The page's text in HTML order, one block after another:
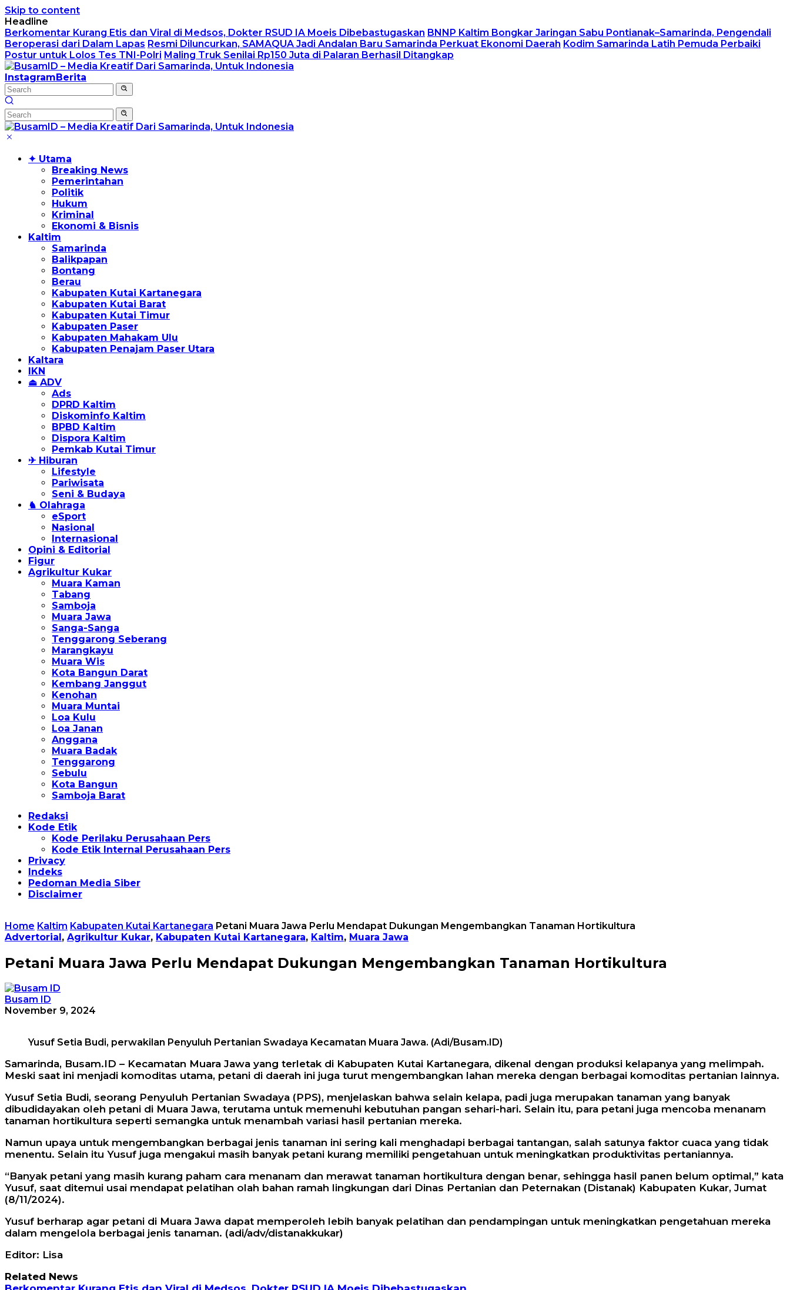
Skip to content
Headline
Berkomentar Kurang Etis dan Viral di Medsos, Dokter RSUD IA Moeis Dibebastugaskan BNNP Kaltim Bongkar Jaringan Sabu Pontianak–Samarinda, Pengendali
Beroperasi dari Dalam Lapas Resmi Diluncurkan, SAMAQUA Jadi Andalan Baru Samarinda Perkuat Ekonomi Daerah Kodim Samarinda Latih Pemuda Perbaiki
Postur untuk Lolos Tes TNI-Polri Maling Truk Senilai Rp150 Juta di Palaran Berhasil Ditangkap
InstagramBerita
✦ Utama
Breaking News
Pemerintahan
Politik
Hukum
Kriminal
Ekonomi & Bisnis
Kaltim
Samarinda
Balikpapan
Bontang
Berau
Kabupaten Kutai Kartanegara
Kabupaten Kutai Barat
Kabupaten Kutai Timur
Kabupaten Paser
Kabupaten Mahakam Ulu
Kabupaten Penajam Paser Utara
Kaltara
IKN
⏏ ADV
Ads
DPRD Kaltim
Diskominfo Kaltim
BPBD Kaltim
Dispora Kaltim
Pemkab Kutai Timur
✈ Hiburan
Lifestyle
Pariwisata
Seni & Budaya
♞ Olahraga
eSport
Nasional
Internasional
Opini & Editorial
Figur
Agrikultur Kukar
Muara Kaman
Tabang
Samboja
Muara Jawa
Sanga-Sanga
Tenggarong Seberang
Marangkayu
Muara Wis
Kota Bangun Darat
Kembang Janggut
Kenohan
Muara Muntai
Loa Kulu
Loa Janan
Anggana
Muara Badak
Tenggarong
Sebulu
Kota Bangun
Samboja Barat
Redaksi
Kode Etik
Kode Perilaku Perusahaan Pers
Kode Etik Internal Perusahaan Pers
Privacy
Indeks
Pedoman Media Siber
Disclaimer
Home Kaltim Kabupaten Kutai Kartanegara Petani Muara Jawa Perlu Mendapat Dukungan Mengembangkan Tanaman Hortikultura
Advertorial, Agrikultur Kukar, Kabupaten Kutai Kartanegara, Kaltim, Muara Jawa
Petani Muara Jawa Perlu Mendapat Dukungan Mengembangkan Tanaman Hortikultura
Busam ID
November 9, 2024
Yusuf Setia Budi, perwakilan Penyuluh Pertanian Swadaya Kecamatan Muara Jawa. (Adi/Busam.ID)
Samarinda, Busam.ID – Kecamatan Muara Jawa yang terletak di Kabupaten Kutai Kartanegara, dikenal dengan produksi kelapanya yang melimpah.
Meski saat ini menjadi komoditas utama, petani di daerah ini juga turut mengembangkan lahan mereka dengan berbagai komoditas pertanian lainnya.
Yusuf Setia Budi, seorang Penyuluh Pertanian Swadaya (PPS), menjelaskan bahwa selain kelapa, padi juga merupakan tanaman yang banyak
dibudidayakan oleh petani di Muara Jawa, terutama untuk memenuhi kebutuhan pangan sehari-hari. Selain itu, para petani juga mencoba menanam
tanaman hortikultura seperti semangka untuk menambah variasi hasil pertanian mereka.
Namun upaya untuk mengembangkan berbagai jenis tanaman ini sering kali menghadapi berbagai tantangan, salah satunya faktor cuaca yang tidak
menentu. Selain itu Yusuf juga mengakui masih banyak petani kurang memiliki pengetahuan untuk meningkatkan produktivitas pertaniannya.
“Banyak petani yang masih kurang paham cara menanam dan merawat tanaman hortikultura dengan benar, sehingga hasil panen belum optimal,” kata
Yusuf, saat ditemui usai mendapat pelatihan olah bahan ramah lingkungan dari Dinas Pertanian dan Peternakan (Distanak) Kabupaten Kukar, Jumat
(8/11/2024).
Yusuf berharap agar petani di Muara Jawa dapat memperoleh lebih banyak pelatihan dan pendampingan untuk meningkatkan pengetahuan mereka
dalam mengelola berbagai jenis tanaman. (adi/adv/distanakkukar)
Editor: Lisa
Related News